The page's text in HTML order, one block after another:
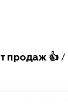
продаж 👍 /